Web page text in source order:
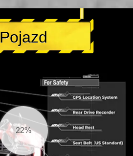
Pojazd
23%